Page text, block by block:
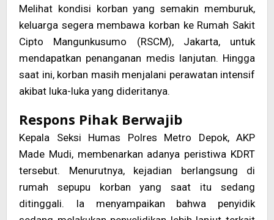
Melihat kondisi korban yang semakin memburuk,
keluarga segera membawa korban ke Rumah Sakit
Cipto Mangunkusumo (RSCM), Jakarta, untuk
mendapatkan penanganan medis lanjutan. Hingga
saat ini, korban masih menjalani perawatan intensif
akibat luka-luka yang dideritanya.
Respons Pihak Berwajib
Kepala Seksi Humas Polres Metro Depok, AKP
Made Mudi, membenarkan adanya peristiwa KDRT
tersebut. Menurutnya, kejadian berlangsung di
rumah sepupu korban yang saat itu sedang
ditinggali. Ia menyampaikan bahwa penyidik